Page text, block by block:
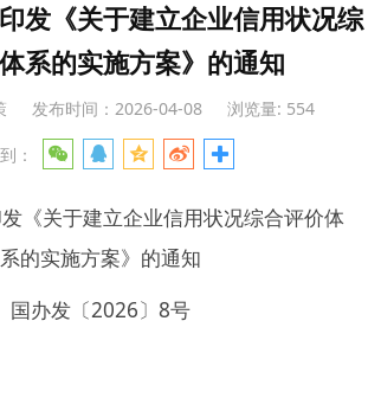
发《关于建立企业信用状况综
系的实施方案》的通知
发布时间：2026-04-08 浏览量: 554
：
《关于建立企业信用状况综合评价体
系的实施方案》的通知
国办发〔2026〕8号